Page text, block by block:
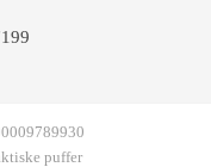
puffer